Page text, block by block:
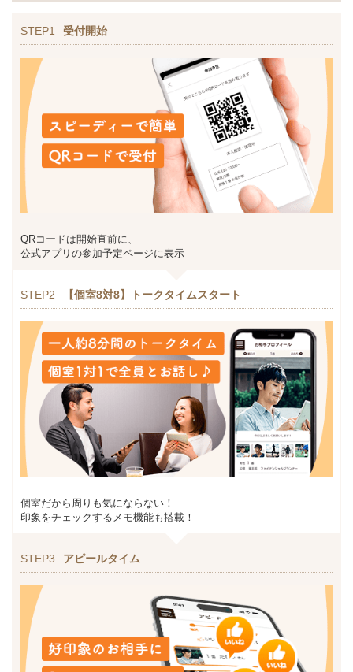
STEP1 受付開始
QRコードは開始直前に、
公式アプリの参加予定ページに表示
STEP2 【個室8対8】トークタイムスタート
個室だから周りも気にならない！
印象をチェックするメモ機能も搭載！
STEP3 アピールタイム